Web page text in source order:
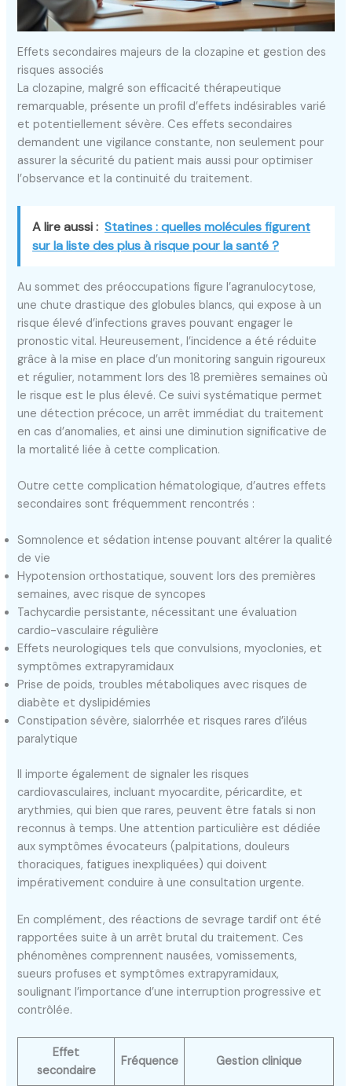
Effets secondaires majeurs de la clozapine et gestion des
risques associés
La clozapine, malgré son efficacité thérapeutique
remarquable, présente un profil d’effets indésirables varié
et potentiellement sévère. Ces effets secondaires
demandent une vigilance constante, non seulement pour
assurer la sécurité du patient mais aussi pour optimiser
l’observance et la continuité du traitement.
A lire aussi : Statines : quelles molécules figurent
sur la liste des plus à risque pour la santé ?
Au sommet des préoccupations figure l’agranulocytose,
une chute drastique des globules blancs, qui expose à un
risque élevé d’infections graves pouvant engager le
pronostic vital. Heureusement, l’incidence a été réduite
grâce à la mise en place d’un monitoring sanguin rigoureux
et régulier, notamment lors des 18 premières semaines où
le risque est le plus élevé. Ce suivi systématique permet
une détection précoce, un arrêt immédiat du traitement
en cas d’anomalies, et ainsi une diminution significative de
la mortalité liée à cette complication.
Outre cette complication hématologique, d’autres effets
secondaires sont fréquemment rencontrés :
Somnolence et sédation intense pouvant altérer la qualité
de vie
Hypotension orthostatique, souvent lors des premières
semaines, avec risque de syncopes
Tachycardie persistante, nécessitant une évaluation
cardio-vasculaire régulière
Effets neurologiques tels que convulsions, myoclonies, et
symptômes extrapyramidaux
Prise de poids, troubles métaboliques avec risques de
diabète et dyslipidémies
Constipation sévère, sialorrhée et risques rares d’iléus
paralytique
Il importe également de signaler les risques
cardiovasculaires, incluant myocardite, péricardite, et
arythmies, qui bien que rares, peuvent être fatals si non
reconnus à temps. Une attention particulière est dédiée
aux symptômes évocateurs (palpitations, douleurs
thoraciques, fatigues inexpliquées) qui doivent
impérativement conduire à une consultation urgente.
En complément, des réactions de sevrage tardif ont été
rapportées suite à un arrêt brutal du traitement. Ces
phénomènes comprennent nausées, vomissements,
sueurs profuses et symptômes extrapyramidaux,
soulignant l’importance d’une interruption progressive et
contrôlée.
Effet
secondaire
Fréquence Gestion clinique